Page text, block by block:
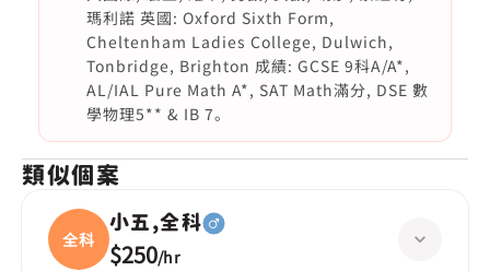
瑪利諾 英國: Oxford Sixth Form,
Cheltenham Ladies College, Dulwich,
Tonbridge, Brighton 成績: GCSE 9科A/A*,
AL/IAL Pure Math A*, SAT Math滿分, DSE 數
學物理5** & IB 7。
類似個案
全科
小五,全科
$250/hr